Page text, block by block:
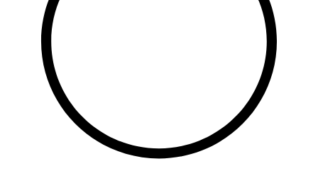
Балык бистәсе
104,9 FM
Баулы
107,5 FM
Биләр